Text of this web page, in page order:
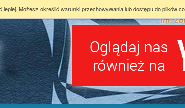
Możesz określić warunki przechowywania lub dostępu do plików